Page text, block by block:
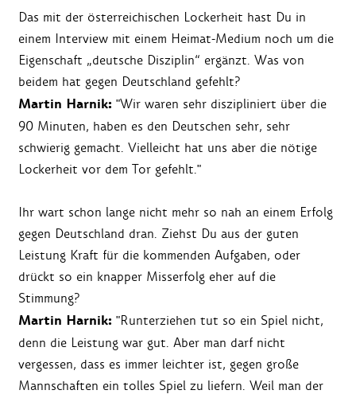
Das mit der österreichischen Lockerheit hast Du in
einem Interview mit einem Heimat-Medium noch um die
Eigenschaft „deutsche Disziplin“ ergänzt. Was von
beidem hat gegen Deutschland gefehlt?
Martin Harnik: "Wir waren sehr diszipliniert über die
90 Minuten, haben es den Deutschen sehr, sehr
schwierig gemacht. Vielleicht hat uns aber die nötige
Lockerheit vor dem Tor gefehlt."
Ihr wart schon lange nicht mehr so nah an einem Erfolg
gegen Deutschland dran. Ziehst Du aus der guten
Leistung Kraft für die kommenden Aufgaben, oder
drückt so ein knapper Misserfolg eher auf die
Stimmung?
Martin Harnik: "Runterziehen tut so ein Spiel nicht,
denn die Leistung war gut. Aber man darf nicht
vergessen, dass es immer leichter ist, gegen große
Mannschaften ein tolles Spiel zu liefern. Weil man der